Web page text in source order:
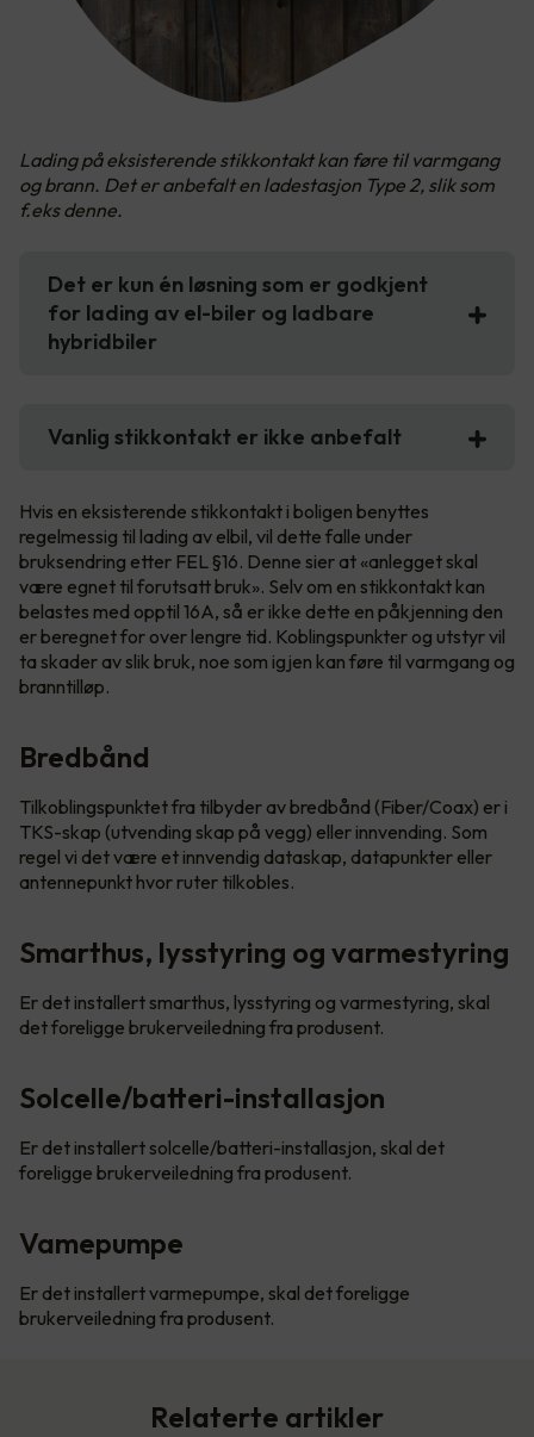
Lading på eksisterende stikkontakt kan føre til varmgang
og brann. Det er anbefalt en ladestasjon Type 2, slik som
f.eks denne.
Det er kun én løsning som er godkjent
for lading av el-biler og ladbare
hybridbiler
Vanlig stikkontakt er ikke anbefalt
Hvis en eksisterende stikkontakt i boligen benyttes
regelmessig til lading av elbil, vil dette falle under
bruksendring etter FEL §16. Denne sier at «anlegget skal
være egnet til forutsatt bruk». Selv om en stikkontakt kan
belastes med opptil 16A, så er ikke dette en påkjenning den
er beregnet for over lengre tid. Koblingspunkter og utstyr vil
ta skader av slik bruk, noe som igjen kan føre til varmgang og
branntilløp.
Bredbånd
Tilkoblingspunktet fra tilbyder av bredbånd (Fiber/Coax) er i
TKS-skap (utvending skap på vegg) eller innvending. Som
regel vi det være et innvendig dataskap, datapunkter eller
antennepunkt hvor ruter tilkobles.
Smarthus, lysstyring og varmestyring
Er det installert smarthus, lysstyring og varmestyring, skal
det foreligge brukerveiledning fra produsent.
Solcelle/batteri-installasjon
Er det installert solcelle/batteri-installasjon, skal det
foreligge brukerveiledning fra produsent.
Vamepumpe
Er det installert varmepumpe, skal det foreligge
brukerveiledning fra produsent.
Relaterte artikler